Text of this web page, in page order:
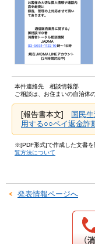
本件連絡先 相談情報部
ご相談は、お住まいの自治体
[報告書本文] 国民
用する○○ペイ返金詐
※[PDF形式]で作成した文書を
覧方法について
発表情報ページへ